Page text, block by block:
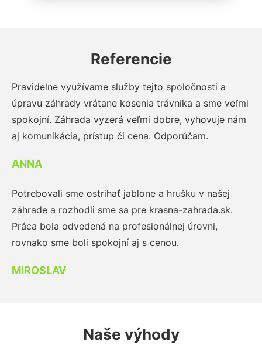
Referencie
Pravidelne využívame služby tejto spoločnosti a
úpravu záhrady vrátane kosenia trávnika a sme veľmi
spokojní. Záhrada vyzerá veľmi dobre, vyhovuje nám
aj komunikácia, prístup či cena. Odporúčam.
ANNA
Potrebovali sme ostrihať jablone a hrušku v našej
záhrade a rozhodli sme sa pre krasna-zahrada.sk.
Práca bola odvedená na profesionálnej úrovni,
rovnako sme boli spokojní aj s cenou.
MIROSLAV
Naše výhody